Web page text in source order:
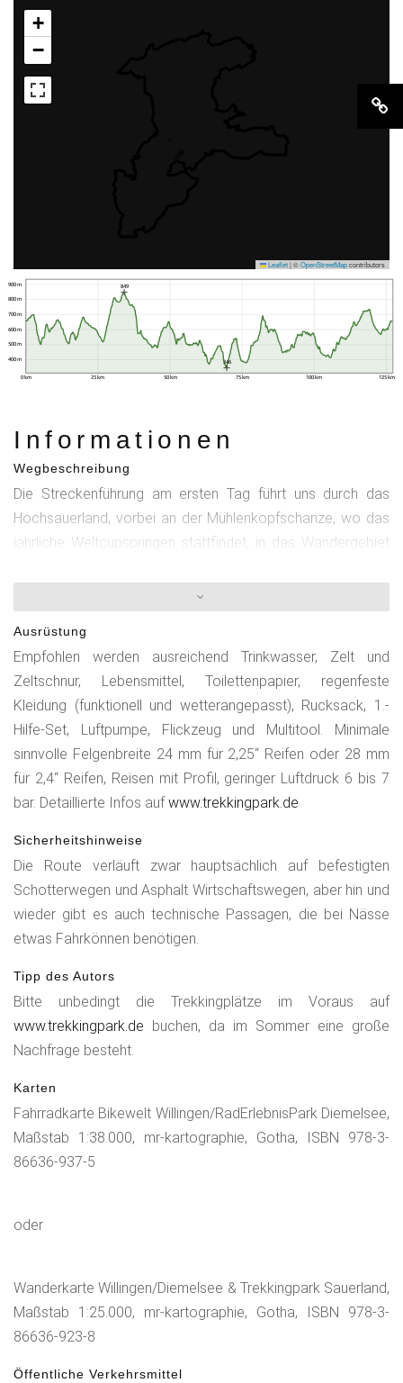
+
−
Leaflet|©OpenStreetMapcontributors
0 km 25 km 50 km 75 km 100 km 125 km
400 m
500 m
600 m
700 m
800 m
900 m
346
849
Informationen
Wegbeschreibung
Die Streckenführung am ersten Tag führt uns durch das
Hochsauerland, vorbei an der Mühlenkopfschanze, wo das
jährliche Weltcupspringen stattfindet, in das Wandergebiet
kleine Ortschaft Titmaringhausen. Aus der Talsohle geht es
durch schöne Waldwege nach Küstelberg und durch das
Orketal nach Winterberg. Von hier aus graveln wir den
Ruhrradweg bis nach Niedersfeld, um uns dann zum
Naturschutzgebiet „Neuer Hagen“ zu schrauben. Über den
Langenberg kommen wir zu unserem ersten empfohlenen
Trekkinplatz „U4) Ritzhagen bei Willingen“.Am zweiten Tag
müssen wir etwas mehr Kilometer einplanen, also starten
wir am Morgen, kaufen evtl. noch etwas Proviant in Willingen
ein und dann geht es los. Wir fahren uns erstmal locker bis
nach Brilon Wald warm, um dann einen ersten Anstieg zu
nehmen. Das nächste Zwischenziel ist die Borbeck-Kapelle,
sie befindet sich auf dem gleichnamigen Berg und ist
gleichzeitig Teil einer frühmittelalterlichen Wallanlage. Mit
wenig Höhenmetern geht es über die Ortschaften
eine Ortschaft am Fuße der Diemeltalsperre. Um unseren
nächsten Trekkingplatz zu erreichen, ist hier Klettern
angesagt. Ein wundervoller Serpentinenweg aus Asphalt und
Schotter führt uns zur Plattform „D1) St. Muffert bei
Dommelturm lohnt sich, hier kann man die zurückgelegte
und die kommende Route nochmal von oben anschauen.
Sauerlandes. Am vierten Tag führt die Strecke über den
nächstes oder letztes Übernachtungsziel ist „U3) Büller
Höhe bei Usseln“, nah an der Milchstraße und dem Seelenort
"Steinbruch Hengböhl". Sinn dieser Übernachtung ist, dass
man am nächsten Tag ausgeruht seinen Heimweg per Auto
Ausrüstung
Empfohlen werden ausreichend Trinkwasser, Zelt und
Zeltschnur, Lebensmittel, Toilettenpapier, regenfeste
Kleidung (funktionell und wetterangepasst), Rucksack, 1.-
Hilfe-Set, Luftpumpe, Flickzeug und Multitool. Minimale
sinnvolle Felgenbreite 24 mm für 2,25“ Reifen oder 28 mm
für 2,4“ Reifen, Reisen mit Profil, geringer Luftdruck 6 bis 7
bar. Detaillierte Infos aufwww.trekkingpark.de
Sicherheitshinweise
Die Route verläuft zwar hauptsächlich auf befestigten
Schotterwegen und Asphalt Wirtschaftswegen, aber hin und
wieder gibt es auch technische Passagen, die bei Nässe
etwas Fahrkönnen benötigen.
Tipp des Autors
Bitte unbedingt die Trekkingplätze im Voraus auf
www.trekkingpark.de buchen, da im Sommer eine große
Nachfrage besteht.
Karten
Fahrradkarte Bikewelt Willingen/RadErlebnisPark Diemelsee,
Maßstab 1:38.000, mr-kartographie, Gotha, ISBN 978-3-
86636-937-5
oder
Wanderkarte Willingen/Diemelsee & Trekkingpark Sauerland,
Maßstab 1:25.000, mr-kartographie, Gotha, ISBN 978-3-
86636-923-8
Öffentliche Verkehrsmittel